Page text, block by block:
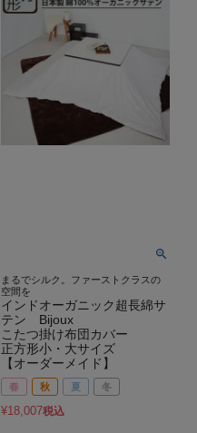
まるでシルク。ファーストクラスの
空間を
インドオーガニック超長綿サ
テン Bijoux
こたつ掛け布団カバー
正方形小・大サイズ
【オーダーメイド】
春 秋 夏 冬
¥18,007税込